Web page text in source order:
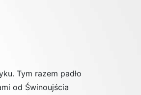
Tym razem padło
od Świnoujścia